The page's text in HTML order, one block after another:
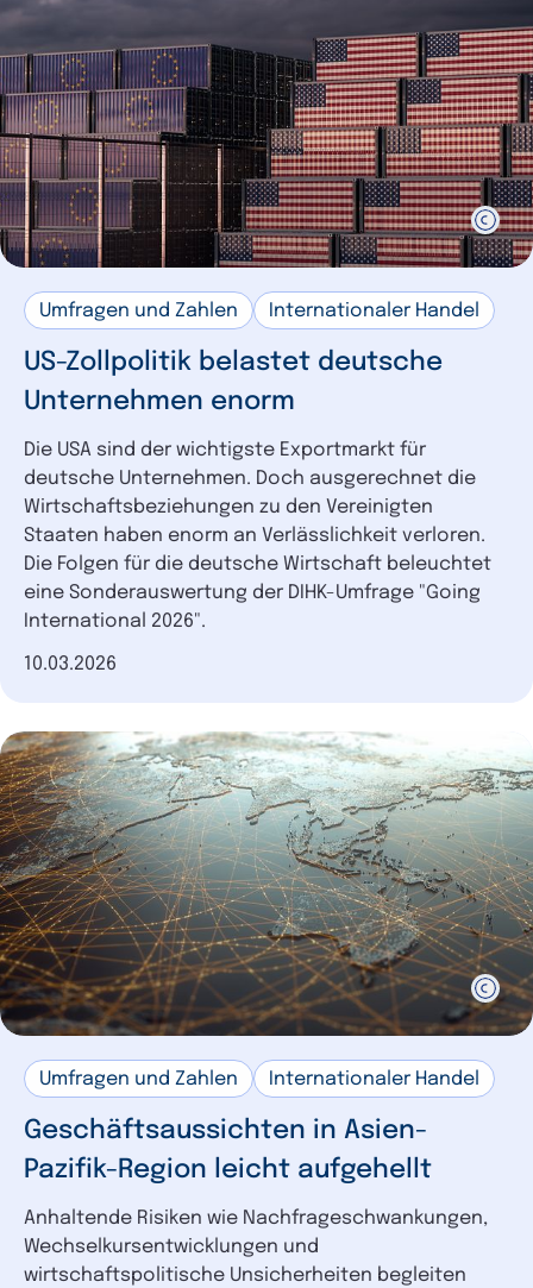
Umfragen und Zahlen Internationaler Handel
US-Zollpolitik belastet deutsche
Unternehmen enorm
Die USA sind der wichtigste Exportmarkt für
deutsche Unternehmen. Doch ausgerechnet die
Wirtschaftsbeziehungen zu den Vereinigten
Staaten haben enorm an Verlässlichkeit verloren.
Die Folgen für die deutsche Wirtschaft beleuchtet
eine Sonderauswertung der DIHK-Umfrage "Going
International 2026".
Datum der Veröffentlichung
10.03.2026
Umfragen und Zahlen Internationaler Handel
Geschäftsaussichten in Asien-
Pazifik-Region leicht aufgehellt
Anhaltende Risiken wie Nachfrageschwankungen,
Wechselkursentwicklungen und
wirtschaftspolitische Unsicherheiten begleiten